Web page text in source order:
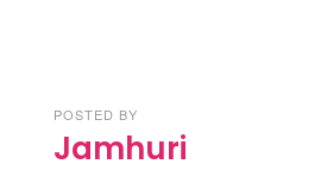
POSTED BY
Jamhuri